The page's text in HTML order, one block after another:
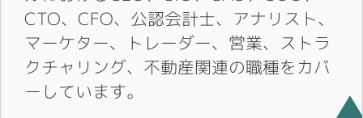
CTO、CFO、公認会計士、アナリスト、
マーケター、トレーダー、営業、ストラ
クチャリング、不動産関連の職種をカバ
ーしています。